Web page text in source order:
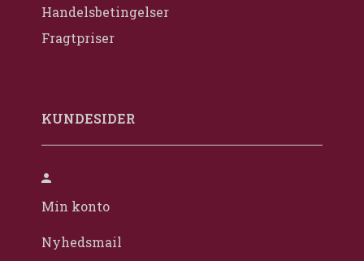
Handelsbetingelser
Fragtpriser
KUNDESIDER
Min konto
Nyhedsmail